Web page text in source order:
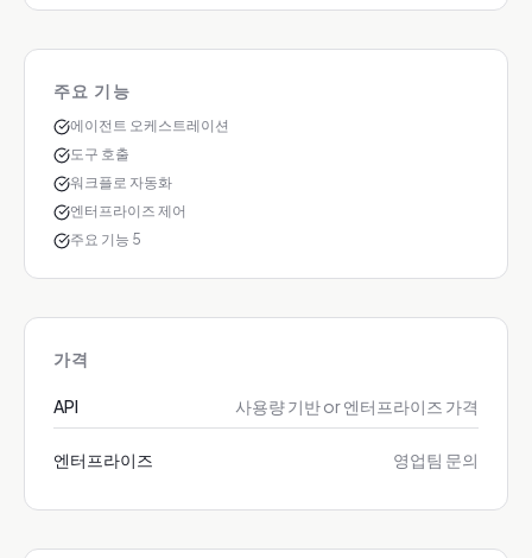
주요 기능
에이전트 오케스트레이션
도구 호출
워크플로 자동화
엔터프라이즈 제어
주요 기능 5
가격
API 사용량 기반 or 엔터프라이즈 가격
엔터프라이즈 영업팀 문의